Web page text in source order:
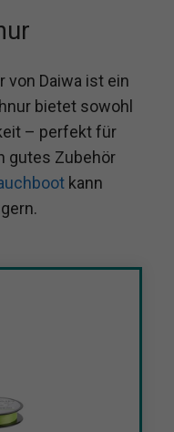
von Daiwa ist ein
bietet sowohl
– perfekt für
gutes Zubehör
kann